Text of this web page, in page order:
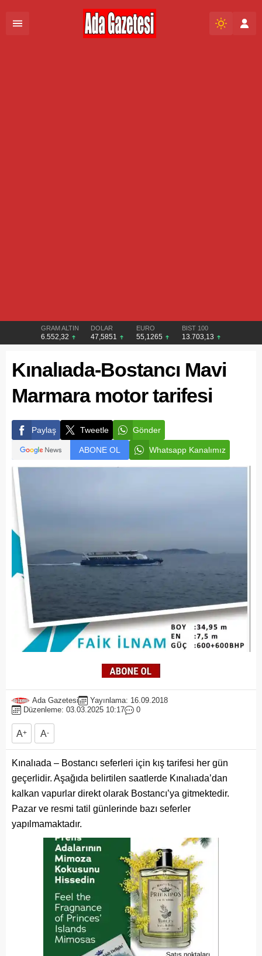
GRAM ALTIN
6.552,32
DOLAR
47,5851
EURO
55,1265
BIST 100
13.703,13
Kınalıada-Bostancı Mavi
Marmara motor tarifesi
Paylaş Tweetle Gönder
ABONE OL Whatsapp Kanalımız
Ada Gazetesi
Yayınlama: 16.09.2018
Düzenleme: 03.03.2025 10:17
0
A+ A-
Kınalıada – Bostancı seferleri için kış tarifesi her gün
geçerlidir. Aşağıda belirtilen saatlerde Kınalıada’dan
kalkan vapurlar direkt olarak Bostancı’ya gitmektedir.
Pazar ve resmi tatil günlerinde bazı seferler
yapılmamaktadır.